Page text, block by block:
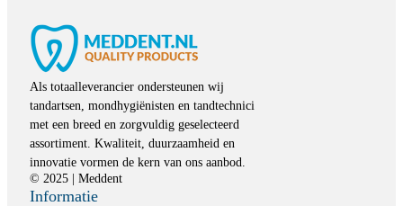
Als totaalleverancier ondersteunen wij
tandartsen, mondhygiënisten en tandtechnici
met een breed en zorgvuldig geselecteerd
assortiment. Kwaliteit, duurzaamheid en
innovatie vormen de kern van ons aanbod.
© 2025 | Meddent
Informatie